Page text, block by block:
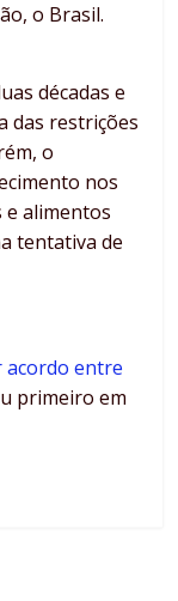
o Brasil.
décadas e
das restrições
o
nos
alimentos
tentativa de
acordo entre
primeiro em